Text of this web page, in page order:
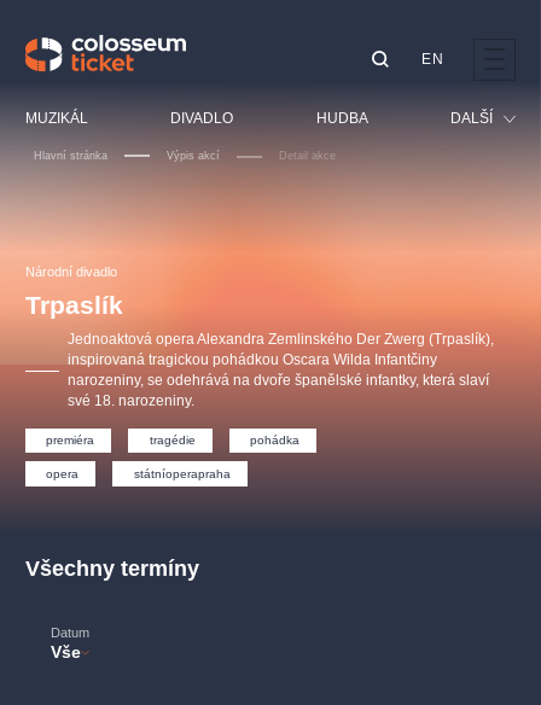
MUZIKÁL DIVADLO HUDBA DALŠÍ
Sport
Ostatní
EN
Hlavní stránka Výpis akcí Detail akce
Národní divadlo
Trpaslík
Jednoaktová opera Alexandra Zemlinského Der Zwerg (Trpaslík),
inspirovaná tragickou pohádkou Oscara Wilda Infantčiny
narozeniny, se odehrává na dvoře španělské infantky, která slaví
své 18. narozeniny.
premiéra tragédie pohádka
opera státníoperapraha
Všechny termíny
Datum
Vše
OBYČEJNÁ HOLKA
Agentura 44, s.r.o.
muzikálypraha
národnídivadlo